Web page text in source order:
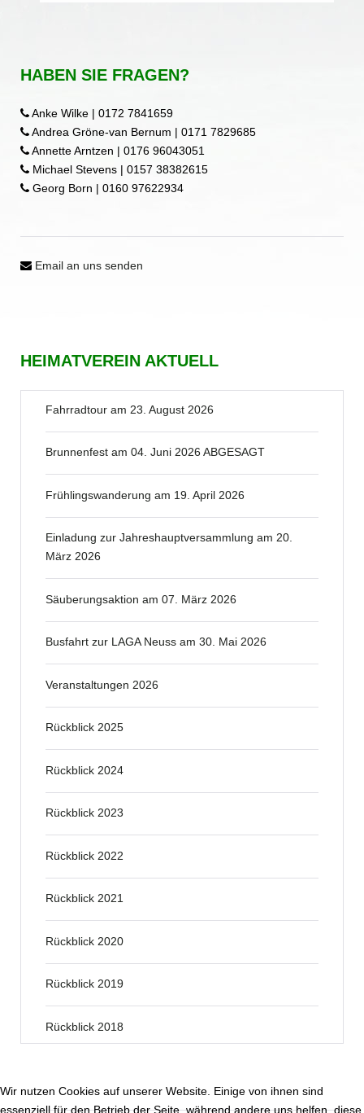
HABEN SIE FRAGEN?
Anke Wilke | 0172 7841659
Andrea Gröne-van Bernum | 0171 7829685
Annette Arntzen | 0176 96043051
Michael Stevens | 0157 38382615
Georg Born | 0160 97622934
Email an uns senden
HEIMATVEREIN AKTUELL
Fahrradtour am 23. August 2026
Brunnenfest am 04. Juni 2026 ABGESAGT
Frühlingswanderung am 19. April 2026
Einladung zur Jahreshauptversammlung am 20.
März 2026
Säuberungsaktion am 07. März 2026
Busfahrt zur LAGA Neuss am 30. Mai 2026
Veranstaltungen 2026
Rückblick 2025
Rückblick 2024
Rückblick 2023
Rückblick 2022
Rückblick 2021
Rückblick 2020
Rückblick 2019
Rückblick 2018
Wir nutzen Cookies auf unserer Website. Einige von ihnen sind
essenziell für den Betrieb der Seite, während andere uns helfen, diese